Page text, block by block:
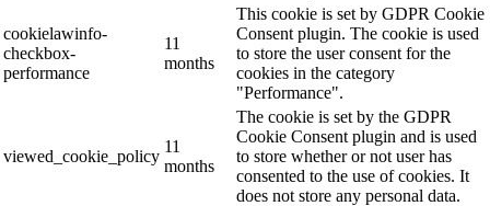
cookielawinfo-
checkbox-
performance
11
months
This cookie is set by GDPR Cookie
Consent plugin. The cookie is used
to store the user consent for the
cookies in the category
"Performance".
viewed_cookie_policy
11
months
The cookie is set by the GDPR
Cookie Consent plugin and is used
to store whether or not user has
consented to the use of cookies. It
does not store any personal data.